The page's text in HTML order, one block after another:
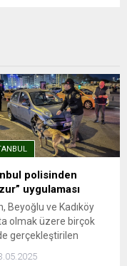
polisinden
uygulaması
Beyoğlu ve Kadıköy
olmak üzere birçok
gerçekleştirilen
ilçe emniyet